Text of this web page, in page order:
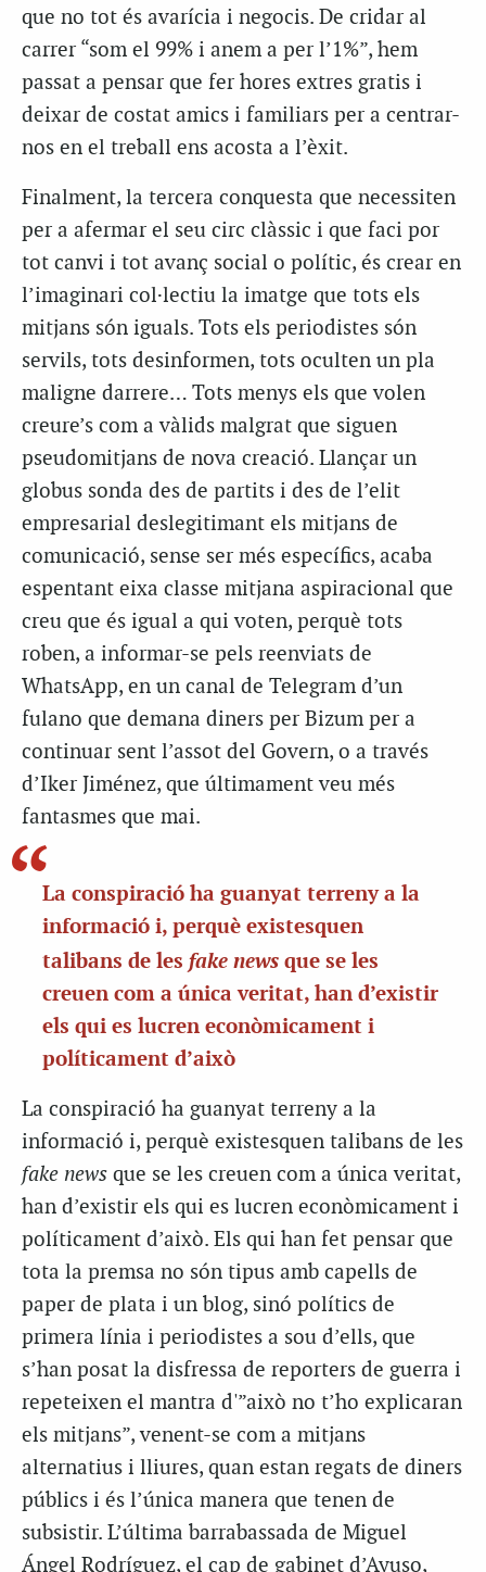
que no tot és avarícia i negocis. De cridar al
carrer “som el 99% i anem a per l’1%”, hem
passat a pensar que fer hores extres gratis i
deixar de costat amics i familiars per a centrar-
nos en el treball ens acosta a l’èxit.
Finalment, la tercera conquesta que necessiten
per a afermar el seu circ clàssic i que faci por
tot canvi i tot avanç social o polític, és crear en
l’imaginari col·lectiu la imatge que tots els
mitjans són iguals. Tots els periodistes són
servils, tots desinformen, tots oculten un pla
maligne darrere… Tots menys els que volen
creure’s com a vàlids malgrat que siguen
pseudomitjans de nova creació. Llançar un
globus sonda des de partits i des de l’elit
empresarial deslegitimant els mitjans de
comunicació, sense ser més específics, acaba
espentant eixa classe mitjana aspiracional que
creu que és igual a qui voten, perquè tots
roben, a informar-se pels reenviats de
WhatsApp, en un canal de Telegram d’un
fulano que demana diners per Bizum per a
continuar sent l’assot del Govern, o a través
d’Iker Jiménez, que últimament veu més
fantasmes que mai.
La conspiració ha guanyat terreny a la
informació i, perquè existesquen
talibans de les fake news que se les
creuen com a única veritat, han d’existir
els qui es lucren econòmicament i
políticament d’això
La conspiració ha guanyat terreny a la
informació i, perquè existesquen talibans de les
fake news que se les creuen com a única veritat,
han d’existir els qui es lucren econòmicament i
políticament d’això. Els qui han fet pensar que
tota la premsa no són tipus amb capells de
paper de plata i un blog, sinó polítics de
primera línia i periodistes a sou d’ells, que
s’han posat la disfressa de reporters de guerra i
repeteixen el mantra d'”això no t’ho explicaran
els mitjans”, venent-se com a mitjans
alternatius i lliures, quan estan regats de diners
públics i és l’única manera que tenen de
subsistir. L’última barrabassada de Miguel
Ángel Rodríguez, el cap de gabinet d’Ayuso,